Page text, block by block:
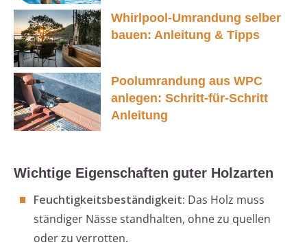
Whirlpool-Umrandung selber
bauen: Anleitung & Tipps
Poolumrandung aus WPC
anlegen: Schritt-für-Schritt
Anleitung
Wichtige Eigenschaften guter Holzarten
Feuchtigkeitsbeständigkeit: Das Holz muss
ständiger Nässe standhalten, ohne zu quellen
oder zu verrotten.